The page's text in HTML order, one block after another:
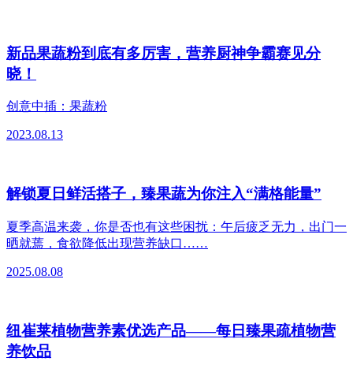
新品果蔬粉到底有多厉害，营养厨神争霸赛见分
晓！
创意中插：果蔬粉
2023.08.13
解锁夏日鲜活搭子，臻果蔬为你注入“满格能量”
夏季高温来袭，你是否也有这些困扰：午后疲乏无力，出门一
晒就蔫，食欲降低出现营养缺口……
2025.08.08
纽崔莱植物营养素优选产品——每日臻果疏植物营
养饮品